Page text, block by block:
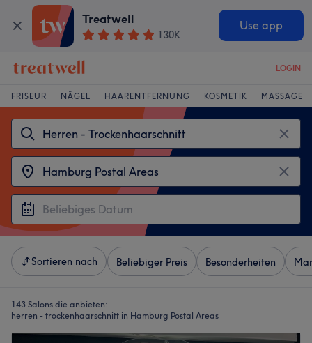
Treatwell
130K
Use app
LOGIN
FRISEUR NÄGEL HAARENTFERNUNG KOSMETIK MASSAGE
Sortieren nach Beliebiger Preis Besonderheiten
143 Salons die anbieten:
herren - trockenhaarschnitt in Hamburg Postal Areas